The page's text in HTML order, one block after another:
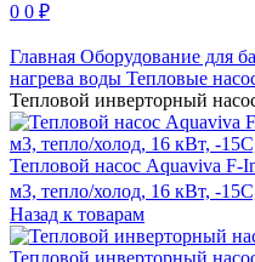
0 0 ₽
Главная Оборудование для
нагрева воды Тепловые
Тепловой инверторный
Тепловой насос Aquaviva F-
м3, тепло/холод, 16 кВт, -
Назад к товарам
Тепловой инверторный